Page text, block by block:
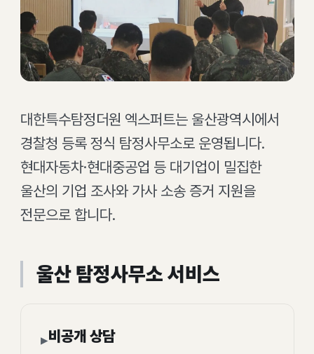
대한특수탐정더원 엑스퍼트는 울산광역시에서
경찰청 등록 정식 탐정사무소로 운영됩니다.
현대자동차·현대중공업 등 대기업이 밀집한
울산의 기업 조사와 가사 소송 증거 지원을
전문으로 합니다.
울산 탐정사무소 서비스
▸비공개 상담